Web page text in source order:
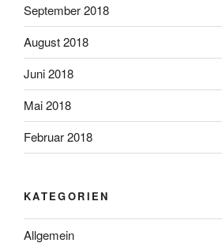
September 2018
August 2018
Juni 2018
Mai 2018
Februar 2018
KATEGORIEN
Allgemein